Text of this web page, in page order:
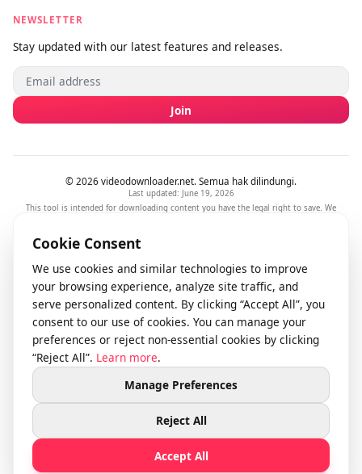
Kirim Masukan
info@videodownloader.net
support@videodownloader.net
LEGAL
NEWSLETTER
Stay updated with our latest features and releases.
Join
© 2026 videodownloader.net. Semua hak dilindungi.
Last updated: June 19, 2026
This tool is intended for downloading content you have the legal right to save. We
respect intellectual property rights and comply with DMCA takedown requests.
support@videodownloader.net